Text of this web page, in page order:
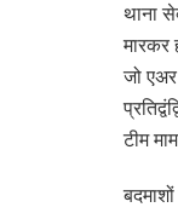
थाना
मारकर
जो
टीम